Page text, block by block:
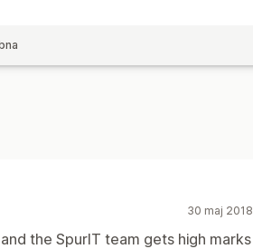
30 maj 2018
the SpurIT team gets high marks